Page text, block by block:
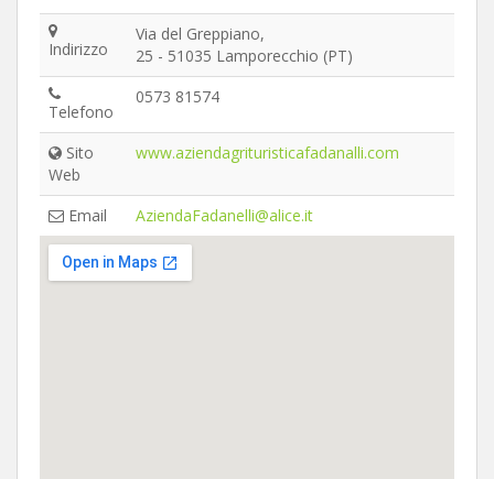
Indirizzo
Via del Greppiano,
25 - 51035 Lamporecchio (PT)
Telefono
0573 81574
Sito
Web
www.aziendagrituristicafadanalli.com
Email AziendaFadanelli@alice.it